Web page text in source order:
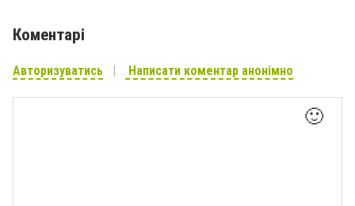
Коментарі
Авторизуватись Написати коментар анонімно
🙂